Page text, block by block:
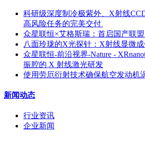
科研级深度制冷极紫外、X射线
高风险任务的完美交付 ​
众星联恒×艾格斯瑞：首启国产联
八面玲珑的X光探针：X射线显微
众星联恒-前沿视界-Nature -
振腔的 X 射线激光研发
使用劳厄衍射技术确保航空发动机
新闻动态
行业资讯
企业新闻